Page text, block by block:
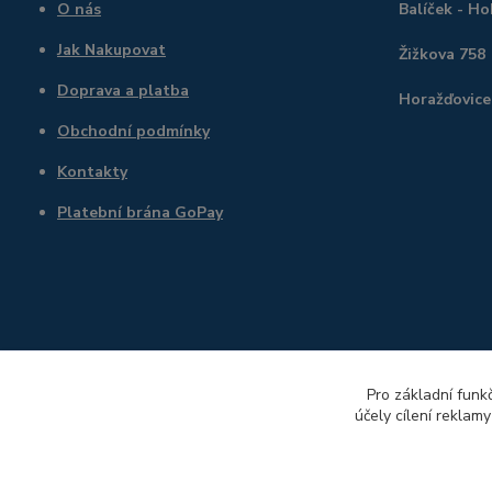
O nás
Jak Nakupovat
Doprava a platba
Obchodní podmínky
Kontakty
Platební brána GoPay
Balíček -
Žižkova 758
Pro základní
účely cílení